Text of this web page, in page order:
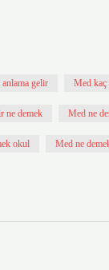
gelir Med kaç
ne demek Med ne
okul Med ne